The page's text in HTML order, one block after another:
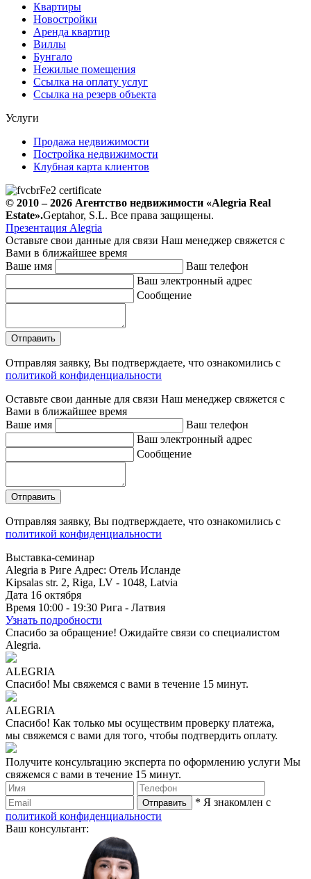
Квартиры
Новостройки
Аренда квартир
Виллы
Бунгало
Нежилые помещения
Ссылка на оплату услуг
Ссылка на резерв объекта
Услуги
Продажа недвижимости
Постройка недвижимости
Клубная карта клиентов
© 2010 – 2026 Агентство недвижимости «Alegria Real
Estate».Geptahor, S.L. Все права защищены.
Презентация Alegria
Оставьте свои данные для связи Наш менеджер свяжется с
Вами в ближайшее время
Ваше имя
Ваш телефон
Ваш электронный адрес
Сообщение
Отправляя заявку, Вы подтверждаете, что ознакомились с
политикой конфиденциальности
Оставьте свои данные для связи Наш менеджер свяжется с
Вами в ближайшее время
Ваше имя
Ваш телефон
Ваш электронный адрес
Сообщение
Отправляя заявку, Вы подтверждаете, что ознакомились с
политикой конфиденциальности
Выставка-семинар
Alegria в Риге Адрес: Отель Исланде
Kipsalas str. 2, Riga, LV - 1048, Latvia
Дата 16 октября
Время 10:00 - 19:30 Рига - Латвия
Узнать подробности
Спасибо за обращение! Ожидайте связи со специалистом
Alegria.
ALEGRIA
Спасибо! Мы свяжемся с вами в течение 15 минут.
ALEGRIA
Спасибо! Как только мы осуществим проверку платежа,
мы свяжемся с вами для того, чтобы подтвердить оплату.
Получите консультацию эксперта по оформлению услуги Мы
свяжемся с вами в течение 15 минут.
* Я знакомлен с
политикой конфиденциальности
Ваш консультант: